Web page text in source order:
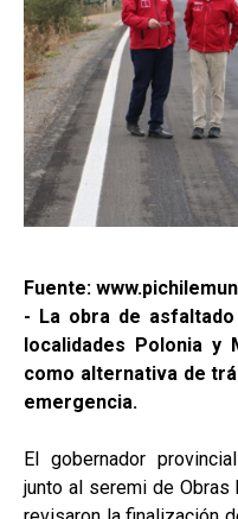
Fuente:
- La obra de
localidades Polonia y
como alternativa de
emergencia.
El gobernador
junto al seremi de